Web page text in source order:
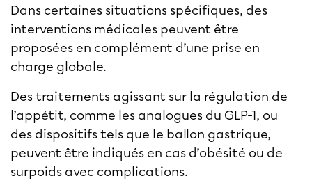
Dans certaines situations spécifiques, des
interventions médicales peuvent être
proposées en complément d’une prise en
charge globale.
Des traitements agissant sur la régulation de
l’appétit, comme les analogues du GLP-1, ou
des dispositifs tels que le ballon gastrique,
peuvent être indiqués en cas d’obésité ou de
surpoids avec complications.